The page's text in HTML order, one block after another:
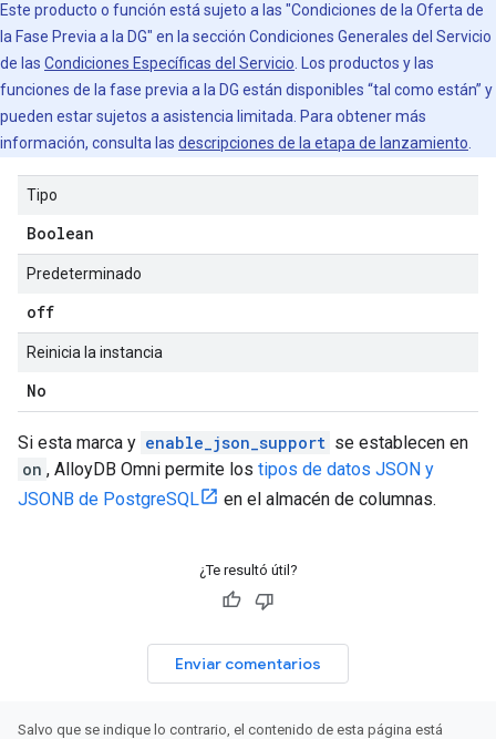
Este producto o función está sujeto a las "Condiciones de la Oferta de
la Fase Previa a la DG" en la sección Condiciones Generales del Servicio
de las Condiciones Específicas del Servicio . Los productos y las
funciones de la fase previa a la DG están disponibles “tal como están” y
pueden estar sujetos a asistencia limitada. Para obtener más
información, consulta las descripciones de la etapa de lanzamiento
Tipo
Boolean
Predeterminado
off
Reinicia la instancia
No
Si esta marca y enable_json_support se establecen en
on , AlloyDB Omni permite los tipos de datos JSON y
JSONB de PostgreSQL
en el almacén de columnas.
¿Te resultó útil?
Enviar comentarios
Salvo que se indique lo contrario, el contenido de esta página está